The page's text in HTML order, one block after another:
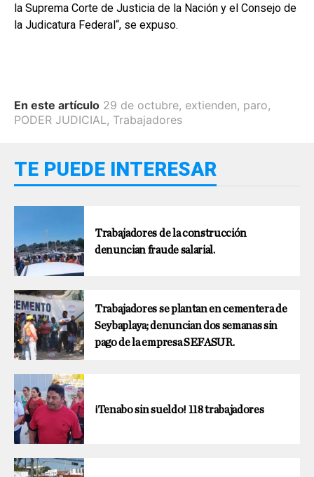
la Suprema Corte de Justicia de la Nación y el Consejo de
la Judicatura Federal“, se expuso.
En este artículo 29 de octubre, extienden, paro,
PODER JUDICIAL, Trabajadores
TE PUEDE INTERESAR
Trabajadores de la construcción
denuncian fraude salarial.
Trabajadores se plantan en cementera de
Seybaplaya; denuncian dos semanas sin
pago de la empresa SEFASUR.
¡Tenabo sin sueldo! 118 trabajadores